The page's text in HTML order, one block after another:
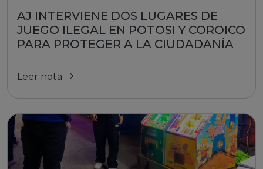
AJ INTERVIENE DOS LUGARES DE
JUEGO ILEGAL EN POTOSI Y COROICO
PARA PROTEGER A LA CIUDADANÍA
Leer nota